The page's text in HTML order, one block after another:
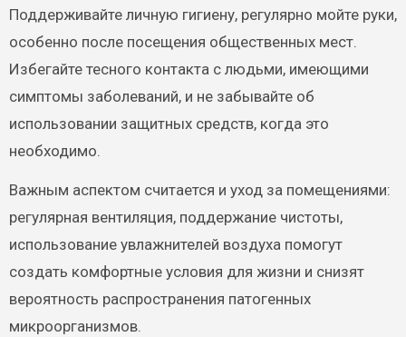
Поддерживайте личную гигиену, регулярно мойте руки,
особенно после посещения общественных мест.
Избегайте тесного контакта с людьми, имеющими
симптомы заболеваний, и не забывайте об
использовании защитных средств, когда это
необходимо.
Важным аспектом считается и уход за помещениями:
регулярная вентиляция, поддержание чистоты,
использование увлажнителей воздуха помогут
создать комфортные условия для жизни и снизят
вероятность распространения патогенных
микроорганизмов.